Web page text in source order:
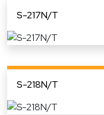
S-217N/T
S-218N/T